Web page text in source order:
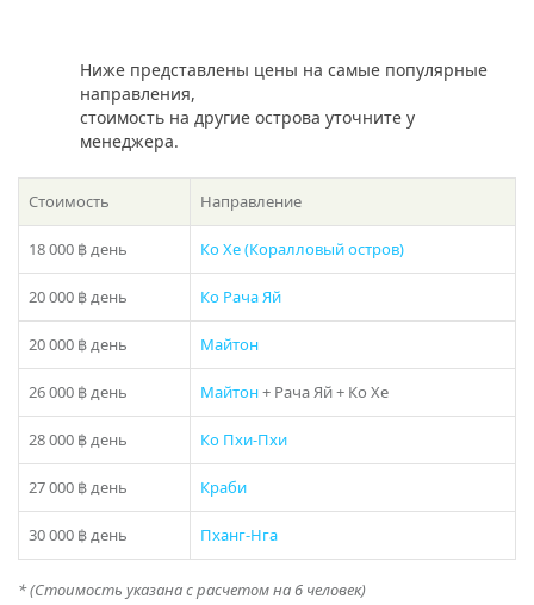
в аренду.
С арендой катера «Yamely 11» на Пхукете вы получите
возможность насладиться самыми яркими восходами и
закатами, рассекая моря и ощущая свежий морской
ветер. Не упустите шанс окунуться в роскошь и свободу,
которые предлагает эта эксклюзивная аренда катера.
Не важно, ищете ли вы романтическое приключение
вдвоем, семейные развлечения или выбираете место
для корпоративного мероприятия — катер «Yamely 11»
на Пхукете станет идеальным выбором для любого
случая. Будьте готовы ощутить настоящий комфорт и
роскошь во время вашего отдыха на катере «Yamely
11».
Если у вас остался вопрос “Какое направление выбрать
с Пхукета?” , то в подборе экскурсии вам поможет наш
разделфотогалерея
, где указаны названия и фото
островов! Либо наш менеджер предложит вам
варианты исходя из ваших пожеланий – просто
закажите звонок или наберите телефон в шапке сайта!
Ниже представлены цены на самые популярные
направления,
стоимость на другие острова уточните у
менеджера.
Стоимость Направление
18 000 ฿день Ко Хе (Коралловый остров)
20 000 ฿день Ко Рача Яй
20 000 ฿день Майтон
26 000 ฿день Майтон+ Рача Яй + Ко Хе
28 000 ฿день Ко Пхи-Пхи
27 000 ฿день Краби
30 000 ฿день Пханг-Нга
* (Стоимость указана с расчетом на 6 человек)